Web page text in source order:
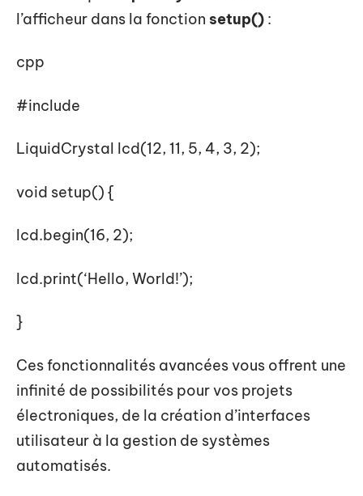
l’afficheur dans la fonction setup() :
cpp
#include
LiquidCrystal lcd(12, 11, 5, 4, 3, 2);
void setup() {
lcd.begin(16, 2);
lcd.print(‘Hello, World!’);
}
Ces fonctionnalités avancées vous offrent une
infinité de possibilités pour vos projets
électroniques, de la création d’interfaces
utilisateur à la gestion de systèmes
automatisés.